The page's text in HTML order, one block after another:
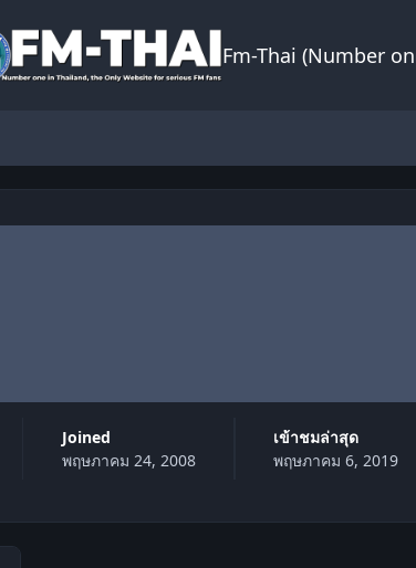
Fm-Thai (Number
Joined
พฤษภาคม 24, 2008
เข้าชมล่าสุด
พฤษภาคม 6, 2019